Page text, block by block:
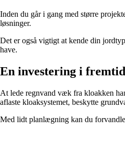
Inden du går i gang med større
løsninger.
Det er også vigtigt at kende din
have.
En investering i
At lede regnvand væk fra kloakken
aflaste kloaksystemet, beskytte
Med lidt planlægning kan du